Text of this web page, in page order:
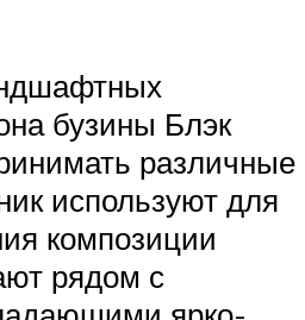
бузины Блэк
различные
используют для
композиции
рядом с